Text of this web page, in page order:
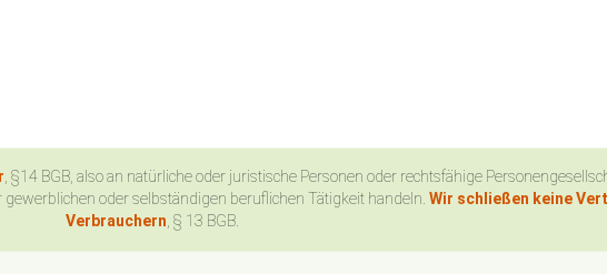
, §14 BGB, also an natürliche oder juristische Personen oder rechtsfähige
oder selbständigen beruflichen Tätigkeit handeln. Wir schließen keine
Verbrauchern , § 13 BGB.